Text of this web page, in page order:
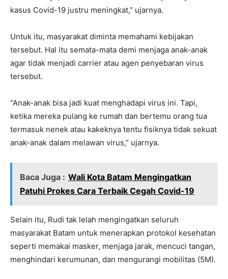
kasus Covid-19 justru meningkat,” ujarnya.
Untuk itu, masyarakat diminta memahami kebijakan
tersebut. Hal itu semata-mata demi menjaga anak-anak
agar tidak menjadi carrier atau agen penyebaran virus
tersebut.
“Anak-anak bisa jadi kuat menghadapi virus ini. Tapi,
ketika mereka pulang ke rumah dan bertemu orang tua
termasuk nenek atau kakeknya tentu fisiknya tidak sekuat
anak-anak dalam melawan virus,” ujarnya.
Baca Juga : Wali Kota Batam Mengingatkan
Patuhi Prokes Cara Terbaik Cegah Covid-19
Selain itu, Rudi tak lelah mengingatkan seluruh
masyarakat Batam untuk menerapkan protokol kesehatan
seperti memakai masker, menjaga jarak, mencuci tangan,
menghindari kerumunan, dan mengurangi mobilitas (5M).